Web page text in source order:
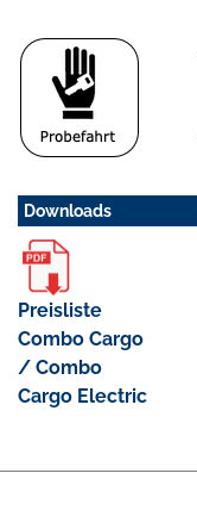
Downloads
Preisliste
Combo Cargo
/ Combo
Cargo Electric